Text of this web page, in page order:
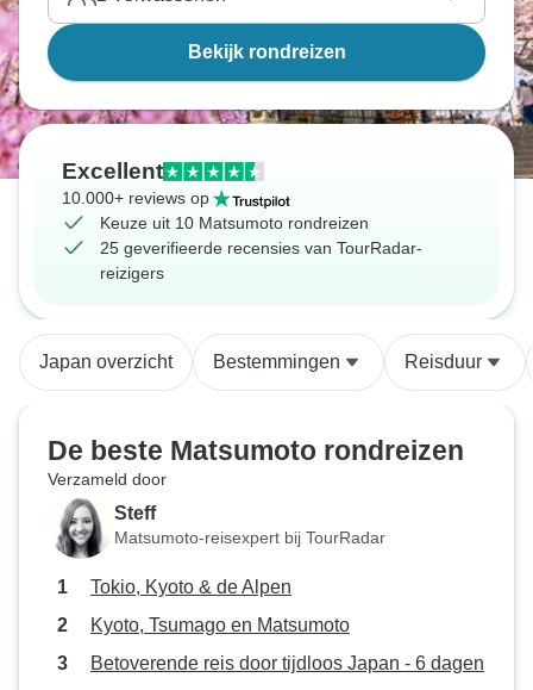
Bekijk rondreizen
Excellent
10.000+ reviews op
Keuze uit 10 Matsumoto rondreizen
25 geverifieerde recensies van TourRadar-
reizigers
Japan overzicht Bestemmingen Reisduur
De beste Matsumoto rondreizen
Verzameld door
Steff
Matsumoto-reisexpert bij TourRadar
Tokio, Kyoto & de Alpen
Kyoto, Tsumago en Matsumoto
Betoverende reis door tijdloos Japan - 6 dagen